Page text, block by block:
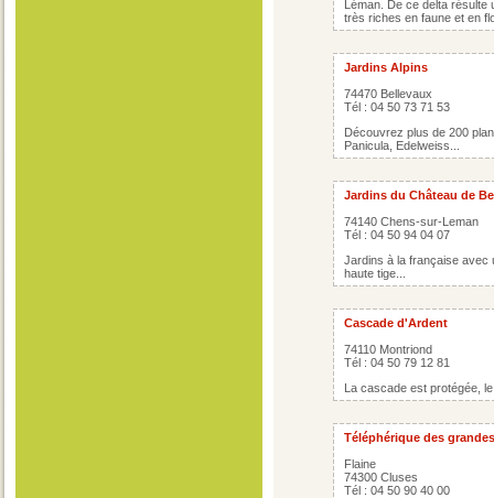
Léman. De ce delta
très riches en faune et en
Jardins Alpins
74470 Bellevaux
Tél : 04 50 73 71 53
Découvrez plus de 200
Panicula, Edelweiss...
Jardins du Château de
74140 Chens-sur-Leman
Tél : 04 50 94 04 07
Jardins à la française avec
haute tige...
Cascade d'Ardent
74110 Montriond
Tél : 04 50 79 12 81
La cascade est protégée,
Téléphérique des
Flaine
74300 Cluses
Tél : 04 50 90 40 00